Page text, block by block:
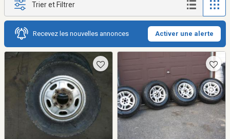
Trier et Filtrer
Recevez les nouvelles annonces Activer une alerte